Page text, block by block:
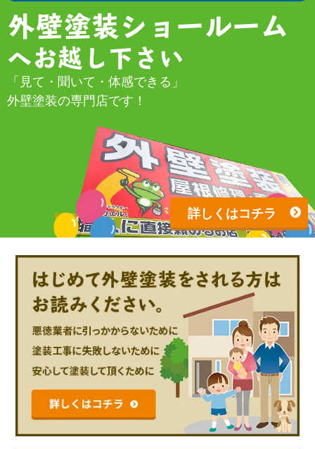
外壁塗装ショールーム
へお越し下さい
「見て・聞いて・体感できる」
外壁塗装の専門店です！
詳しくはコチラ